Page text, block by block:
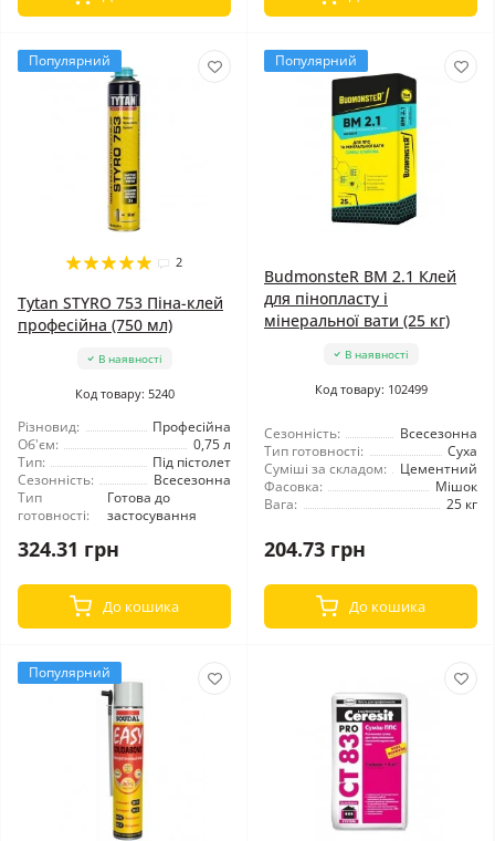
Популярний
2
Tytan STYRO 753 Піна-клей
професійна (750 мл)
В наявності
Код товару: 5240
Різновид:
Професійна
Об'єм:
0,75 л
Тип:
Під пістолет
Сезонність:
Всесезонна
Тип
готовності:
Готова до
застосування
324.31 грн
До кошика
Популярний
BudmonsteR BM 2.1 Клей
для пінопласту і
мінеральної вати (25 кг)
В наявності
Код товару: 102499
Сезонність:
Всесезонна
Тип готовності:
Суха
Суміші за складом:
Цементний
Фасовка:
Мішок
Вага:
25 кг
204.73 грн
До кошика
Популярний